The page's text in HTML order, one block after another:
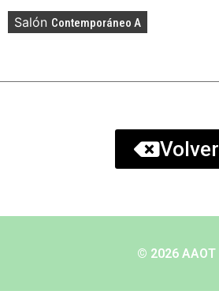
Salón Contemporáneo A
Volver
© 2026 AAOT